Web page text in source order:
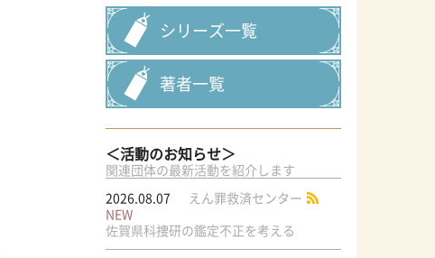
シリーズ一覧
著者一覧
＜活動のお知らせ＞
関連団体の最新活動を紹介します
2026.08.07
えん罪救済センター
NEW
佐賀県科捜研の鑑定不正を考える